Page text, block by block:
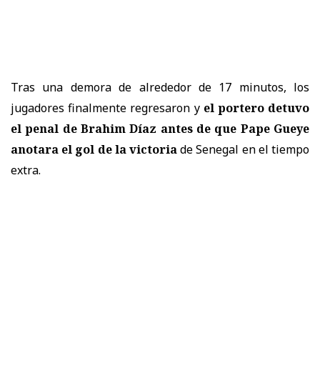
Tras una demora de alrededor de 17 minutos, los
jugadores finalmente regresaron y el portero detuvo
el penal de Brahim Díaz antes de que Pape Gueye
anotara el gol de la victoriade Senegal en el tiempo
extra.